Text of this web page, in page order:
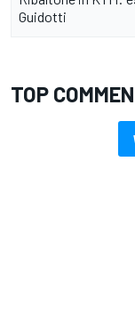
Guidotti
TOP